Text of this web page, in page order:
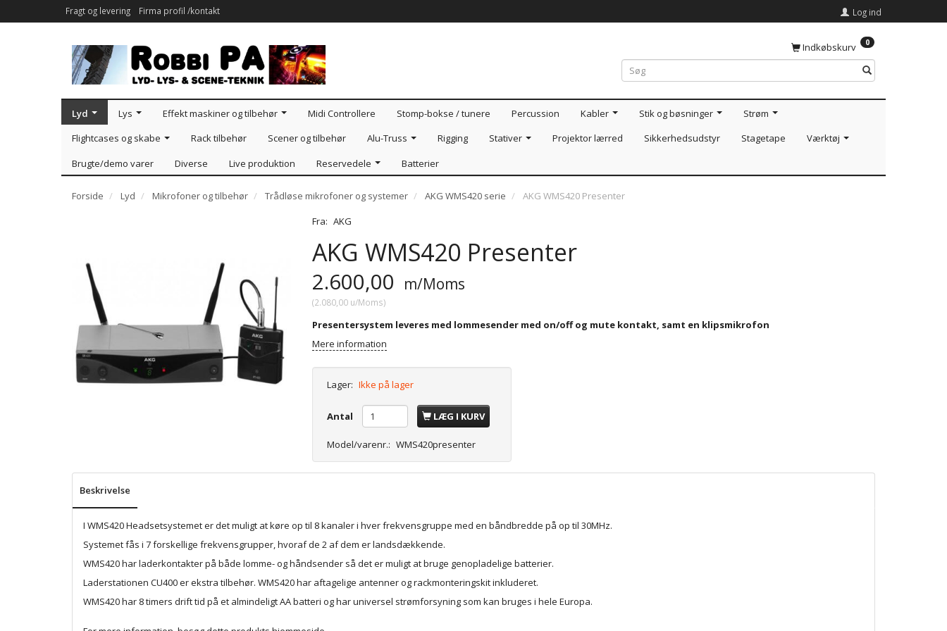
Fragt og levering Firma profil /kontakt Log ind
Indkøbskurv 0
Lyd Lys Effekt maskiner og tilbehør Midi Controllere Stomp-bokse / tunere Percussion Kabler Stik og bøsninger
Strøm
Flightcases og skabe
Rack tilbehør Scener og tilbehør Alu-Truss Rigging Stativer Projektor lærred Sikkerhedsudstyr Stagetape
Værktøj
Brugte/demo varer
Diverse Live produktion Reservedele Batterier
Forside Lyd Mikrofoner og tilbehør Trådløse mikrofoner og systemer AKG WMS420 serie
AKG WMS420 Presenter
Fra: AKG
AKG WMS420 Presenter
2.600,00 m/Moms
(2.080,00 u/Moms)
Presentersystem leveres med lommesender med on/off og mute kontakt, samt en klipsmikrofon
Mere information
Lager: Ikke på lager
Antal LÆG I KURV
Model/varenr.: WMS420presenter
Beskrivelse
I WMS420 Headsetsystemet er det muligt at køre op til 8 kanaler i hver frekvensgruppe med en båndbredde på op til 30MHz.
Systemet fås i 7 forskellige frekvensgrupper, hvoraf de 2 af dem er landsdækkende.
WMS420 har laderkontakter på både lomme- og håndsender så det er muligt at bruge genopladelige batterier.
Laderstationen CU400 er ekstra tilbehør. WMS420 har aftagelige antenner og rackmonteringskit inkluderet.
WMS420 har 8 timers drift tid på et almindeligt AA batteri og har universel strømforsyning som kan bruges i hele Europa.